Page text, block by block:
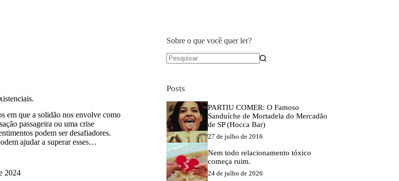
em que a solidão nos envolve como
passageira ou uma crise
podem ser desafiadores.
ajudar a superar esses…
2024
Sobre o que você quer ler?
Posts
PARTIU COMER: O Famoso
Sanduíche de Mortadela do Mercadão
de SP (Hocca Bar)
27 de julho de 2016
Nem todo relacionamento tóxico
começa ruim.
24 de julho de 2026